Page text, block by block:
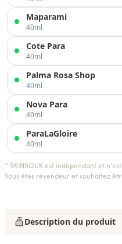
Maparami
40ml
Cote Para
40ml
Palma Rosa Shop
40ml
Nova Para
40ml
ParaLaGloire
40ml
* SKINSOUK est indépendant et
Vous êtes revendeur et souhaitez
Description du produit